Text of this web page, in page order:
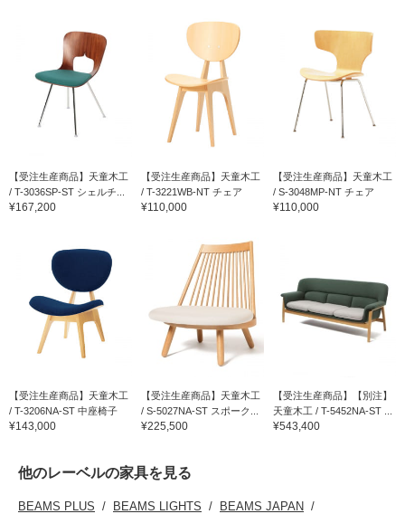
【受注生産商品】天童木工
/ T-3036SP-ST シェルチ...
¥167,200
【受注生産商品】天童木工
/ T-3221WB-NT チェア
¥110,000
【受注生産商品】天童木工
/ S-3048MP-NT チェア
¥110,000
【受注生産商品】天童木工
/ T-3206NA-ST 中座椅子
¥143,000
【受注生産商品】天童木工
/ S-5027NA-ST スポーク...
¥225,500
【受注生産商品】【別注】
天童木工 / T-5452NA-ST ...
¥543,400
他のレーベルの家具を見る
BEAMS PLUS BEAMS LIGHTS
BEAMS JAPAN